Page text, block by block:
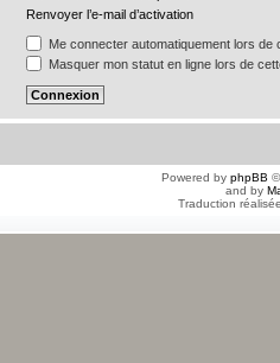
Renvoyer l’e-mail d’activation
Me connecter automatiquement lors de
Masquer mon statut en ligne lors de
Powered by phpBB
and by
Traduction